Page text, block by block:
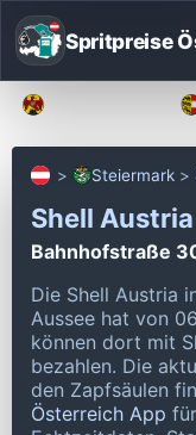
Spritpreise
Steiermark
Shell Austria
Bahnhofstraße
Die Shell Austria
Aussee hat von
können dort mit
bezahlen. Die
den Zapfsäulen
Österreich App